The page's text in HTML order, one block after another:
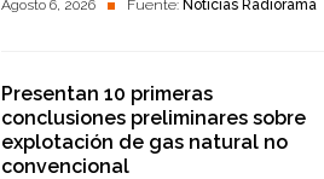
Agosto 6, 2026 Fuente: Noticias Radiorama
Presentan 10 primeras
conclusiones preliminares sobre
explotación de gas natural no
convencional